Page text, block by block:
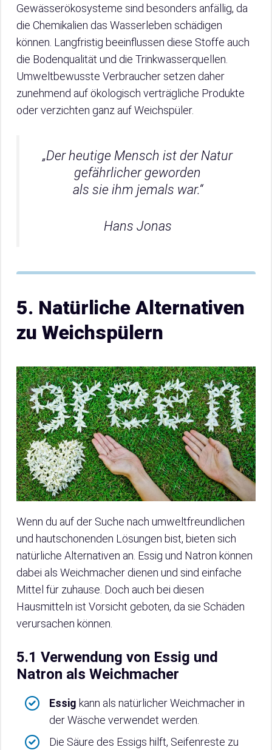
Gewässerökosysteme sind besonders anfällig, da
die Chemikalien das Wasserleben schädigen
können. Langfristig beeinflussen diese Stoffe auch
die Bodenqualität und die Trinkwasserquellen.
Umweltbewusste Verbraucher setzen daher
zunehmend auf ökologisch verträgliche Produkte
oder verzichten ganz auf Weichspüler.
„Der heutige Mensch ist der Natur
gefährlicher geworden
als sie ihm jemals war.“
Hans Jonas
5. Natürliche Alternativen
zu Weichspülern
Wenn du auf der Suche nach umweltfreundlichen
und hautschonenden Lösungen bist, bieten sich
natürliche Alternativen an. Essig und Natron können
dabei als Weichmacher dienen und sind einfache
Mittel für zuhause. Doch auch bei diesen
Hausmitteln ist Vorsicht geboten, da sie Schäden
verursachen können.
5.1 Verwendung von Essig und
Natron als Weichmacher
Essig kann als natürlicher Weichmacher in
der Wäsche verwendet werden.
Die Säure des Essigs hilft, Seifenreste zu